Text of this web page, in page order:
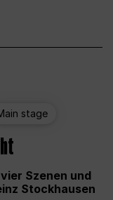
stage
Szenen und
Stockhausen